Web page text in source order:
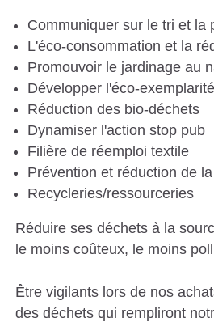
Communiquer sur le tri et
L'éco-consommation et la
Promouvoir le jardinage au
Développer l'éco-exemplarité
Réduction des bio-déchets
Dynamiser l'action stop pub
Filière de réemploi textile
Prévention et réduction de
Recycleries/ressourceries
Réduire ses déchets à la
le moins coûteux, le moins
Être vigilants lors de nos
des déchets qui rempliront